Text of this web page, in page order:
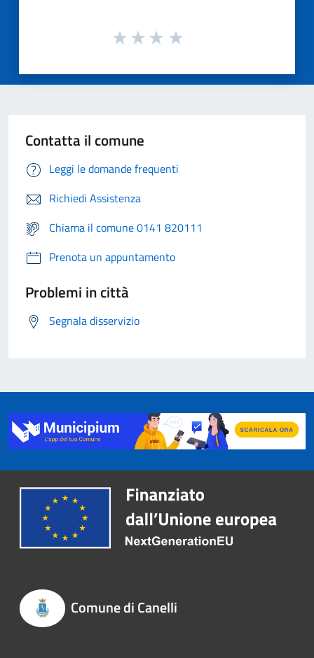
Contatta il comune
Leggi le domande frequenti
Richiedi Assistenza
Chiama il comune 0141 820111
Prenota un appuntamento
Problemi in città
Segnala disservizio
Comune di Canelli